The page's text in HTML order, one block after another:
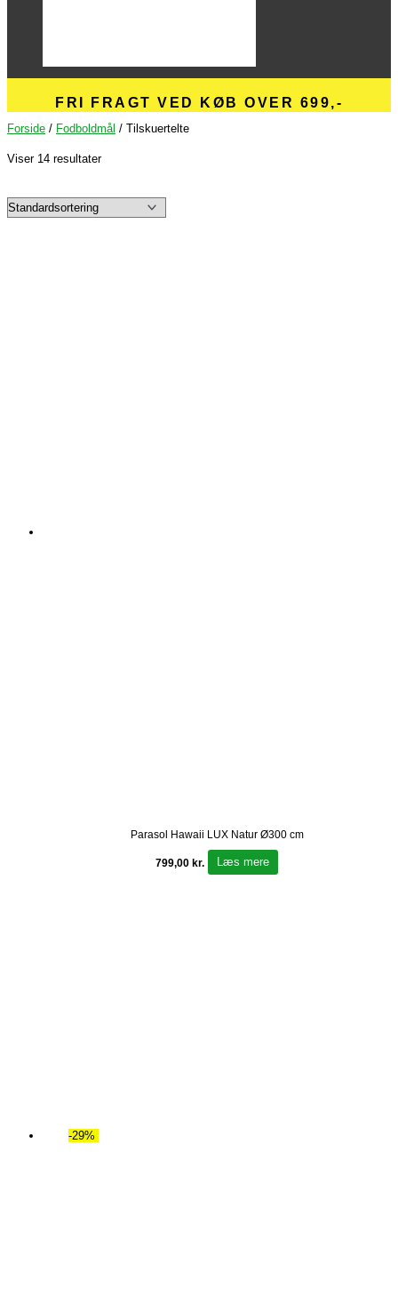
FRI FRAGT VED KØB OVER 699,-
Forside / Fodboldmål / Tilskuertelte
Viser 14 resultater
Parasol Hawaii LUX Natur Ø300 cm
799,00kr. Læs mere
-29%